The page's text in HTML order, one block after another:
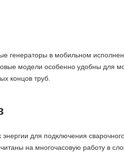
генераторы в мобильном
модели особенно удобны для
концов труб.
для подключения
на многочасовую работу в